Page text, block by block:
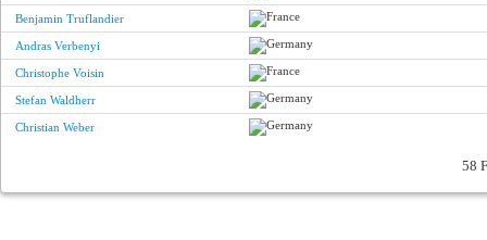
Benjamin Truflandier
Andras Verbenyi
Christophe Voisin
Stefan Waldherr
Christian Weber
58